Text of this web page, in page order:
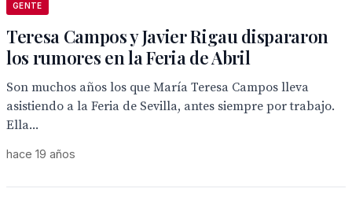
GENTE
Teresa Campos y Javier Rigau dispararon
los rumores en la Feria de Abril
Son muchos años los que María Teresa Campos lleva
asistiendo a la Feria de Sevilla, antes siempre por trabajo.
Ella...
hace 19 años